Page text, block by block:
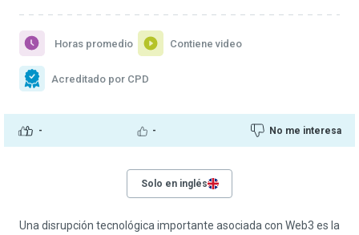
- - No me interesa
Horas promedio Contiene video
Acreditado por CPD
Solo en inglés
Una disrupción tecnológica importante asociada con Web3 es la